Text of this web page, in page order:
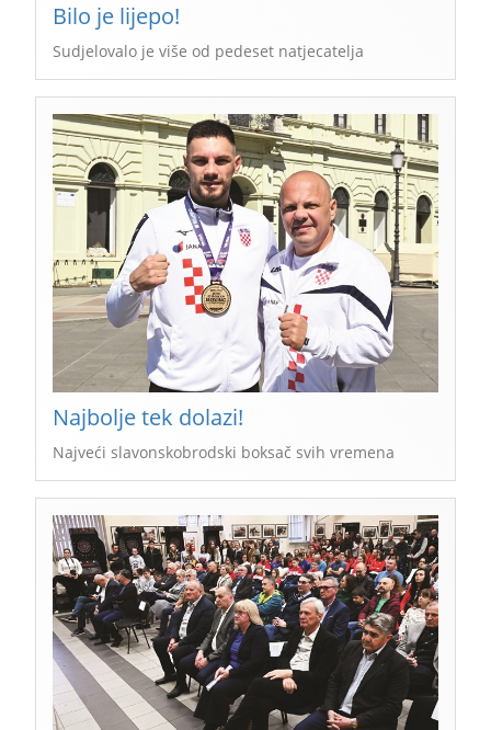
Bilo je lijepo!
Sudjelovalo je više od pedeset natjecatelja
Najbolje tek dolazi!
Najveći slavonskobrodski boksač svih vremena